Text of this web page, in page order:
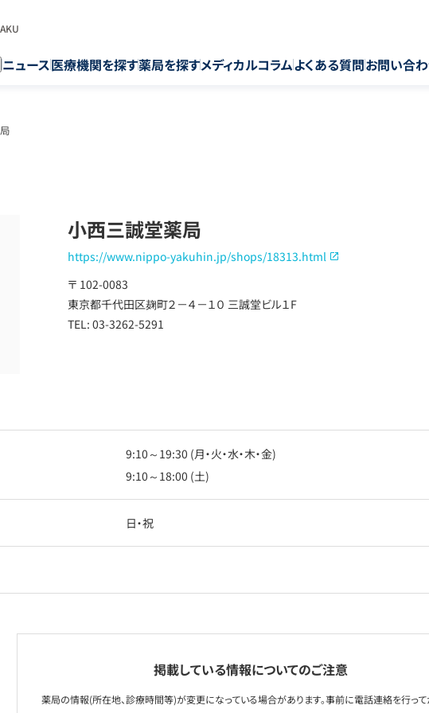
ニュース医療機関を探す薬局を探すメディカルコラムよくある質問お問い合
小西三誠堂薬局
https://www.nippo-yakuhin.jp/shops/18313.html
〒 102-0083
東京都千代田区麹町２－４－１０ 三誠堂ビル１F
TEL: 03-3262-5291
9:10～19:30 (月・火・水・木・金)
9:10～18:00 (土)
日・祝
掲載している情報についてのご注意
薬局の情報(所在地、診療時間等)が変更になっている場合があります。事前に電話連絡を行っ